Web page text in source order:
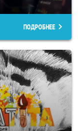
ПОДРОБНЕЕ